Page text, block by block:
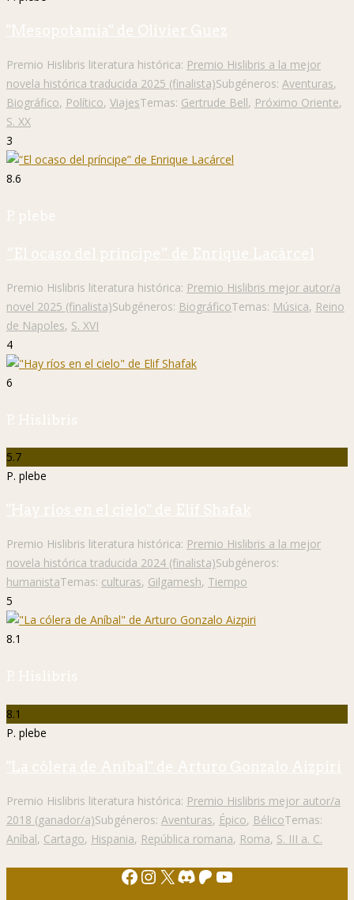
"Mesopotamia" de Olivier Guez
Premio Hislibris literatura histórica: Premio Hislibris a la mejor
novela histórica traducida 2025 (finalista)Subgéneros: Aventuras,
Biográfico, Político, ViajesTemas: Gertrude Bell, Próximo Oriente,
S. XX
3
8.6
P. plebe
“El ocaso del príncipe” de Enrique Lacárcel
Premio Hislibris literatura histórica: Premio Hislibris mejor autor/a
novel 2025 (finalista)Subgéneros: BiográficoTemas: Música, Reino
de Napoles, S. XVI
4
6
P. Hislibris
5.7
P. plebe
"Hay ríos en el cielo" de Elif Shafak
Premio Hislibris literatura histórica: Premio Hislibris a la mejor
novela histórica traducida 2024 (finalista)Subgéneros:
humanistaTemas: culturas, Gilgamesh, Tiempo
5
8.1
P. Hislibris
8.1
P. plebe
"La cólera de Aníbal" de Arturo Gonzalo Aizpiri
Premio Hislibris literatura histórica: Premio Hislibris mejor autor/a
2018 (ganador/a)Subgéneros: Aventuras, Épico, BélicoTemas:
Aníbal, Cartago, Hispania, República romana, Roma, S. III a. C.
Facebook
Instagram
X Discord
Patreon
YouTube